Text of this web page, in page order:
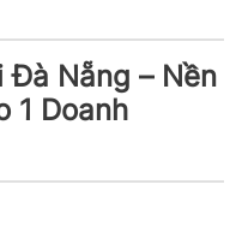
Đà Nẵng – Nền
1 Doanh